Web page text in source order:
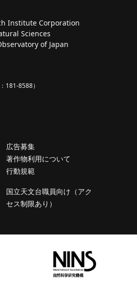
Institute Corporation
Sciences
of Japan
181-8588）
広告募集
著作物利用について
行動規範
国立天文台職員向け（アク
セス制限あり）